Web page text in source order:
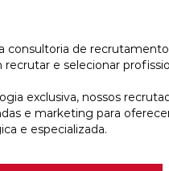
consultoria de
e selecionar
exclusiva, nossos
e marketing para
e especializada.